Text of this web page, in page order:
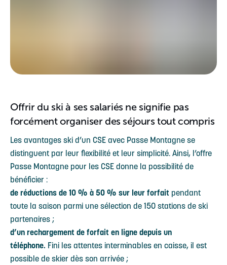
Offrir du ski à ses salariés ne signifie pas
forcément organiser des séjours tout compris
Les avantages ski d’un CSE avec Passe Montagne se
distinguent par leur flexibilité et leur simplicité. Ainsi, l’offre
Passe Montagne pour les CSE donne la possibilité de
bénéficier :
de réductions de 10 % à 50 % sur leur forfait pendant
toute la saison parmi une sélection de 150 stations de ski
partenaires ;
d’un rechargement de forfait en ligne depuis un
téléphone. Fini les attentes interminables en caisse, il est
possible de skier dès son arrivée ;